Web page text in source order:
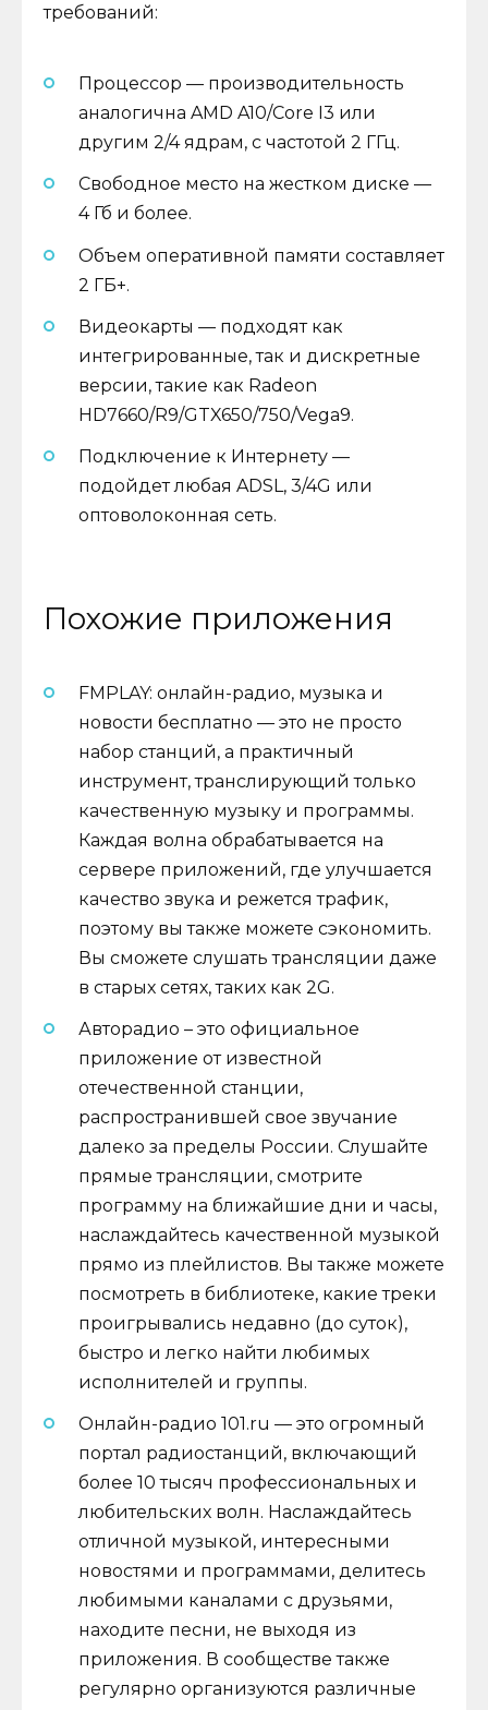
требований:
Процессор — производительность
аналогична AMD A10/Core I3 или
другим 2/4 ядрам, с частотой 2 ГГц.
Свободное место на жестком диске —
4 Гб и более.
Объем оперативной памяти составляет
2 ГБ+.
Видеокарты — подходят как
интегрированные, так и дискретные
версии, такие как Radeon
HD7660/R9/GTX650/750/Vega9.
Подключение к Интернету —
подойдет любая ADSL, 3/4G или
оптоволоконная сеть.
Похожие приложения
FMPLAY: онлайн-радио, музыка и
новости бесплатно — это не просто
набор станций, а практичный
инструмент, транслирующий только
качественную музыку и программы.
Каждая волна обрабатывается на
сервере приложений, где улучшается
качество звука и режется трафик,
поэтому вы также можете сэкономить.
Вы сможете слушать трансляции даже
в старых сетях, таких как 2G.
Авторадио – это официальное
приложение от известной
отечественной станции,
распространившей свое звучание
далеко за пределы России. Слушайте
прямые трансляции, смотрите
программу на ближайшие дни и часы,
наслаждайтесь качественной музыкой
прямо из плейлистов. Вы также можете
посмотреть в библиотеке, какие треки
проигрывались недавно (до суток),
быстро и легко найти любимых
исполнителей и группы.
Онлайн-радио 101.ru — это огромный
портал радиостанций, включающий
более 10 тысяч профессиональных и
любительских волн. Наслаждайтесь
отличной музыкой, интересными
новостями и программами, делитесь
любимыми каналами с друзьями,
находите песни, не выходя из
приложения. В сообществе также
регулярно организуются различные